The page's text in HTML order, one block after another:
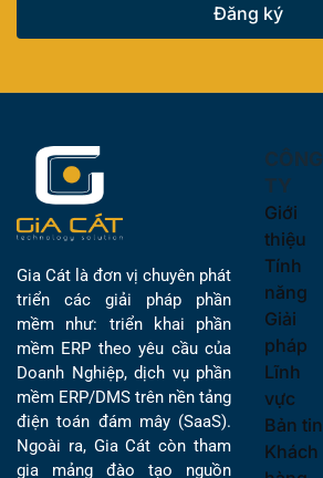
Đăng ký
Gia Cát là đơn vị chuyên phát
triển các giải pháp phần
mềm như: triển khai phần
mềm ERP theo yêu cầu của
Doanh Nghiệp, dịch vụ phần
mềm ERP/DMS trên nền tảng
điện toán đám mây (SaaS).
Ngoài ra, Gia Cát còn tham
gia mảng đào tạo nguồn
CÔNG
TY
Giới
thiệu
Tính
năng
Giải
pháp
Lĩnh
vực
Bản tin
Khách